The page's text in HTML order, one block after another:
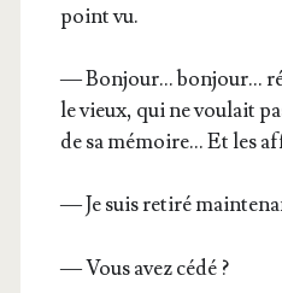
point vu.
— Bon­jour… bon­jour…
le vieux, qui ne vou­lait
de sa mémoire… Et les
— Je suis reti­ré
— Vous avez cédé ?